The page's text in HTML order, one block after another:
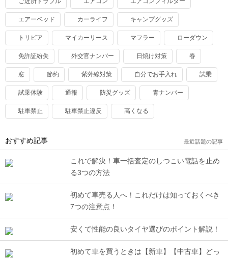
エアーベッド カーライフ キャンプグッズ
トリビア マイカーリース マフラー ローダウン
免許証紛失 外交官ナンバー 日焼け対策 春
窓 節約 紫外線対策 自分でお手入れ 試乗
試乗体験 通報 防災グッズ 青ナンバー
駐車禁止 駐車禁止違反 高くなる
おすすめ記事 最近話題の記事
これで解決！車一括査定のしつこい電話を止め
る3つの方法
初めて車売る人へ！これだけは知っておくべき
7つの注意点！
安くて性能の良いタイヤ選びのポイント解説！
初めて車を買うときは【新車】【中古車】どっ